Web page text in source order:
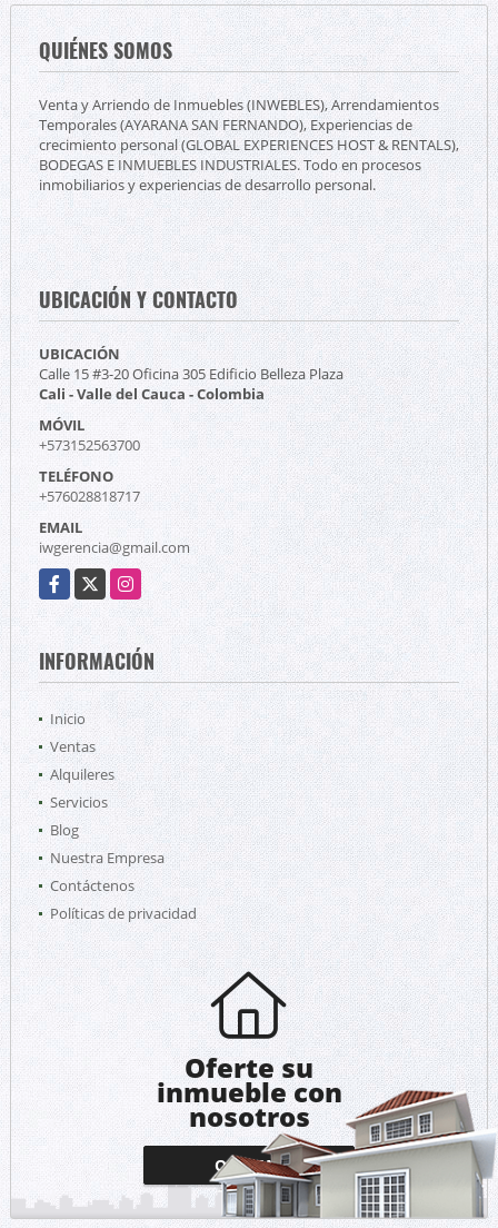
QUIÉNES SOMOS
Venta y Arriendo de Inmuebles (INWEBLES), Arrendamientos
Temporales (AYARANA SAN FERNANDO), Experiencias de
crecimiento personal (GLOBAL EXPERIENCES HOST & RENTALS),
BODEGAS E INMUEBLES INDUSTRIALES. Todo en procesos
inmobiliarios y experiencias de desarrollo personal.
UBICACIÓN Y CONTACTO
UBICACIÓN
Calle 15 #3-20 Oficina 305 Edificio Belleza Plaza
Cali - Valle del Cauca - Colombia
MÓVIL
+573152563700
TELÉFONO
+576028818717
EMAIL
iwgerencia@gmail.com
Facebook
X Instagram
INFORMACIÓN
Inicio
Ventas
Alquileres
Servicios
Blog
Nuestra Empresa
Contáctenos
Políticas de privacidad
Oferte su
inmueble con
nosotros
OFERTAR